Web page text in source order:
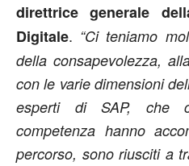
direttrice generale
Digitale. “Ci teniamo
della consapevolezza,
con le varie dimensioni
esperti di SAP, che
competenza hanno
percorso, sono riusciti a